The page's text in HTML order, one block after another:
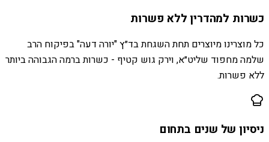
כשרות למהדרין ללא פשרות
כל מוצרינו מיוצרים תחת השגחת בד״ץ "יורה דעה" בפיקוח הרב
שלמה מחפוד שליט״א, וירק גוש קטיף - כשרות ברמה הגבוהה ביותר
ללא פשרות.
ניסיון של שנים בתחום